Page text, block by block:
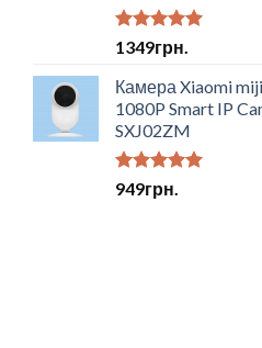
Оцінено в
з 5
1349грн.
Камера Xiaomi
1080P Smart IP
SXJ02ZM
Оцінено в
з 5
949грн.